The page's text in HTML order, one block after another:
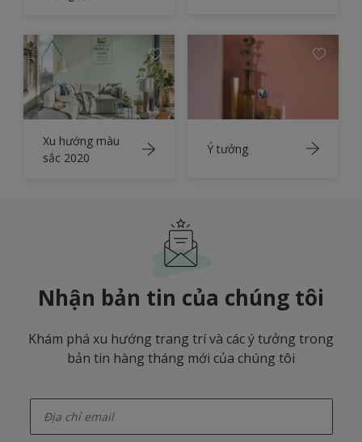
Xu hướng màu
sắc 2020
Ý tưởng
Nhận bản tin của chúng tôi
Khám phá xu hướng trang trí và các ý tưởng trong
bản tin hàng tháng mới của chúng tôi